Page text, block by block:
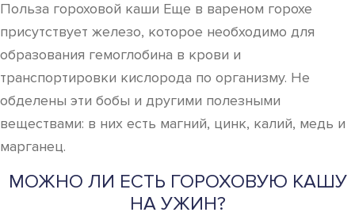
Польза гороховой каши Еще в вареном горохе
присутствует железо, которое необходимо для
образования гемоглобина в крови и
транспортировки кислорода по организму. Не
обделены эти бобы и другими полезными
веществами: в них есть магний, цинк, калий, медь и
марганец.
МОЖНО ЛИ ЕСТЬ ГОРОХОВУЮ КАШУ
НА УЖИН?